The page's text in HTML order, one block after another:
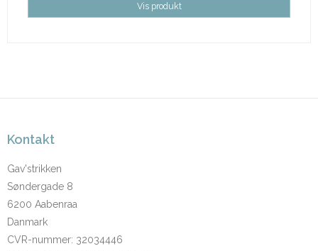
Vis produkt
Kontakt
Gav'strikken
Søndergade 8
6200 Aabenraa
Danmark
CVR-nummer: 32034446